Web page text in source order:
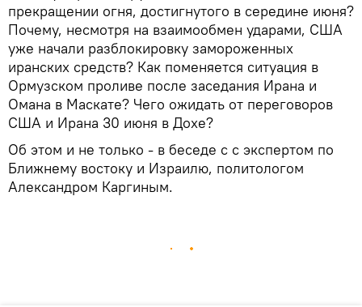
прекращении огня, достигнутого в середине июня?
Почему, несмотря на взаимообмен ударами, США
уже начали разблокировку замороженных
иранских средств? Как поменяется ситуация в
Ормузском проливе после заседания Ирана и
Омана в Маскате? Чего ожидать от переговоров
США и Ирана 30 июня в Дохе?
Об этом и не только - в беседе с с экспертом по
Ближнему востоку и Израилю, политологом
Александром Каргиным.